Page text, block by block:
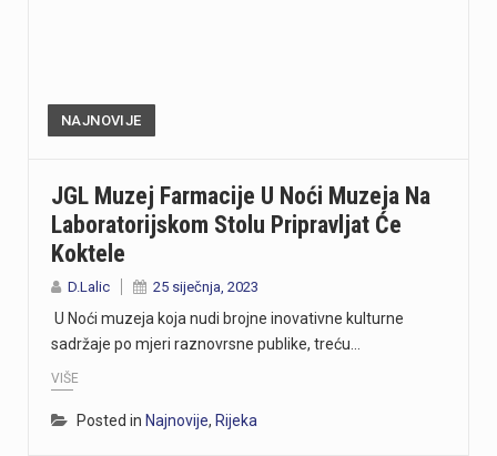
NAJNOVIJE
JGL Muzej Farmacije U Noći Muzeja Na
Laboratorijskom Stolu Pripravljat Će
Koktele
D.Lalic 25 siječnja, 2023
U Noći muzeja koja nudi brojne inovativne kulturne
sadržaje po mjeri raznovrsne publike, treću…
VIŠE
Posted in Najnovije, Rijeka